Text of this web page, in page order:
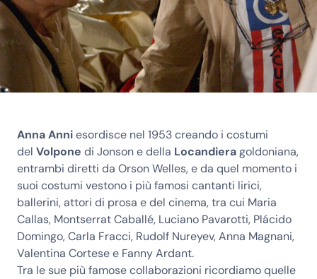
Anna Anniesordisce nel 1953 creando i costumi
del Volpone di Jonson e della Locandieragoldoniana,
entrambi diretti da Orson Welles, e da quel momento i
suoi costumi vestono i più famosi cantanti lirici,
ballerini, attori di prosa e del cinema, tra cui Maria
Callas, Montserrat Caballé, Luciano Pavarotti, Plácido
Domingo, Carla Fracci, Rudolf Nureyev, Anna Magnani,
Valentina Cortese e Fanny Ardant.
Tra le sue più famose collaborazioni ricordiamo quelle